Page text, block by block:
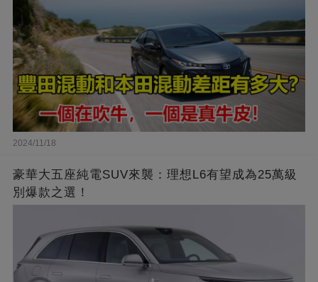
2024/11/18
豪華大五座純電SUV來襲：理想L6有望成為25萬級
別爆款之選！